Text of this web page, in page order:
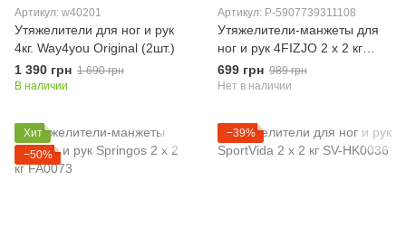
Артикул: w40201
Утяжелители для ног и рук
4кг. Way4you Original (2шт.)
1 390 грн 1 690 грн
В наличии
Артикул: P-5907739311108
Утяжелители-манжеты для
ног и рук 4FIZJO 2 x 2 кг
4FJ0123
699 грн 989 грн
Нет в наличии
Хит
−50%
−39%